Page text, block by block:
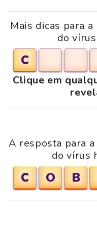
Mais dicas para
do
C
Clique em
A resposta para
do vírus
C O B